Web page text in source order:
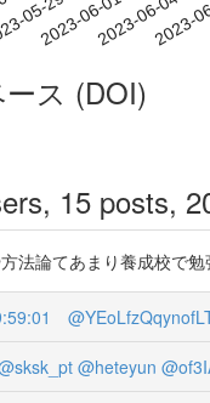
05-29
2023-06-012023-06-04
2023-
ス (DOI)
15 posts,
法論てあまり養成校で
@heteyun